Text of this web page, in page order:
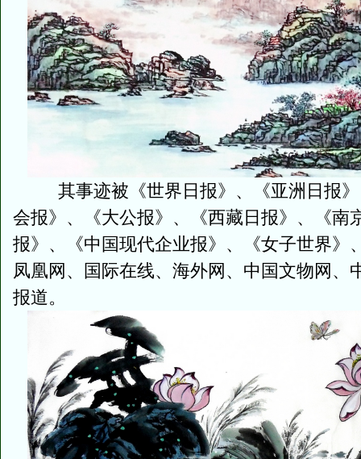
其事迹被《世界日报》、《亚洲日报》
会报》、《大公报》、《西藏日报》、《南
报》、《中国现代企业报》、《女子世界》
凤凰网、国际在线、海外网、中国文物网、
报道。